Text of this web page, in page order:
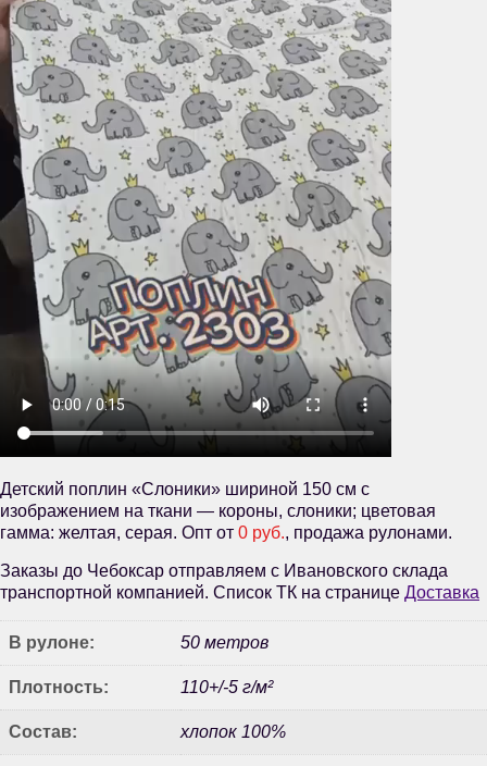
Детский поплин «Слоники» шириной 150 см с
изображением на ткани — короны, слоники; цветовая
гамма: желтая, серая. Опт от 0 руб., продажа рулонами.
Заказы до Чебоксар отправляем с Ивановского склада
транспортной компанией. Список ТК на странице Доставка
В рулоне: 50 метров
Плотность: 110+/-5 г/м²
Состав: хлопок 100%